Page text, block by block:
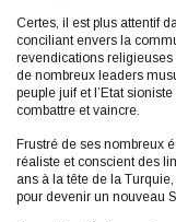
Certes, il est plus attentif
conciliant envers la
revendications
de nombreux leaders
peuple juif et l’Etat
combattre et vaincre.
Frustré de ses nombreux
réaliste et conscient des
ans à la tête de la
pour devenir un nouveau